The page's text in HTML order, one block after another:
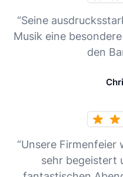
“Seine
Musik eine
den
“Unsere Firmenfeier
sehr begeistert